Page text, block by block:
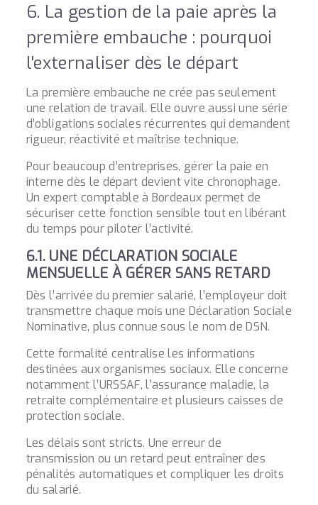
6. La gestion de la paie après la
première embauche : pourquoi
l'externaliser dès le départ
La première embauche ne crée pas seulement
une relation de travail. Elle ouvre aussi une série
d’obligations sociales récurrentes qui demandent
rigueur, réactivité et maîtrise technique.
Pour beaucoup d’entreprises, gérer la paie en
interne dès le départ devient vite chronophage.
Un expert comptable à Bordeaux permet de
sécuriser cette fonction sensible tout en libérant
du temps pour piloter l’activité.
6.1. UNE DÉCLARATION SOCIALE
MENSUELLE À GÉRER SANS RETARD
Dès l’arrivée du premier salarié, l’employeur doit
transmettre chaque mois une Déclaration Sociale
Nominative, plus connue sous le nom de DSN.
Cette formalité centralise les informations
destinées aux organismes sociaux. Elle concerne
notamment l’URSSAF, l’assurance maladie, la
retraite complémentaire et plusieurs caisses de
protection sociale.
Les délais sont stricts. Une erreur de
transmission ou un retard peut entraîner des
pénalités automatiques et compliquer les droits
du salarié.